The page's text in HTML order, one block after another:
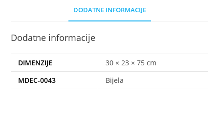
DODATNE INFORMACIJE
Dodatne informacije
DIMENZIJE
30 × 23 × 75 cm
MDEC-0043
Bijela